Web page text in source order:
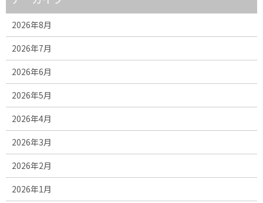
2026年8月
2026年7月
2026年6月
2026年5月
2026年4月
2026年3月
2026年2月
2026年1月